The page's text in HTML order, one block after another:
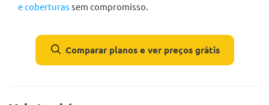
e coberturas sem compromisso.
Comparar planos e ver preços grátis